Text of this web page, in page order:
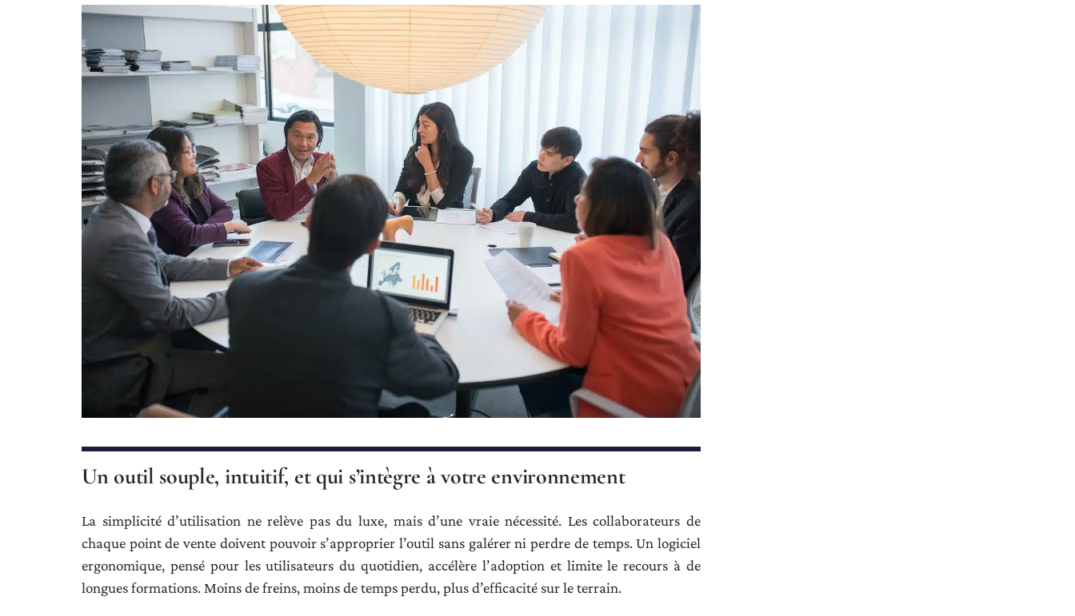
Un outil souple, intuitif, et qui s’intègre à votre environnement
La simplicité d’utilisation ne relève pas du luxe, mais d’une vraie nécessité. Les collaborateurs de
chaque point de vente doivent pouvoir s’approprier l’outil sans galérer ni perdre de temps. Un logiciel
ergonomique, pensé pour les utilisateurs du quotidien, accélère l’adoption et limite le recours à de
longues formations. Moins de freins, moins de temps perdu, plus d’efficacité sur le terrain.